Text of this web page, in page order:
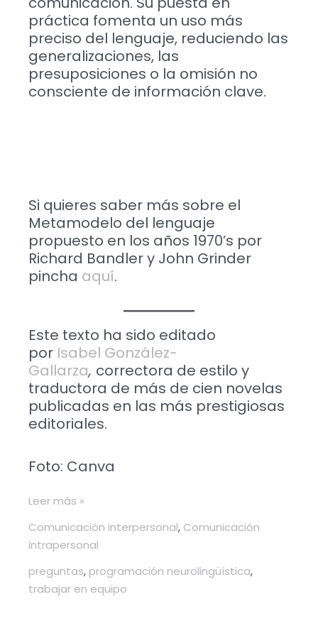
práctica fomenta un uso más
preciso del lenguaje, reduciendo las
generalizaciones, las
presuposiciones o la omisión no
consciente de información clave.
Si quieres saber más sobre el
Metamodelo del lenguaje
propuesto en los años 1970’s por
Richard Bandler y John Grinder
pincha aquí.
Este texto ha sido editado
por Isabel González-
Gallarza, correctora de estilo y
traductora de más de cien novelas
publicadas en las más prestigiosas
editoriales.
Foto: Canva
Leer más »
Comunicación interpersonal, Comunicación
intrapersonal
preguntas, programación neurolingüística,
trabajar en equipo